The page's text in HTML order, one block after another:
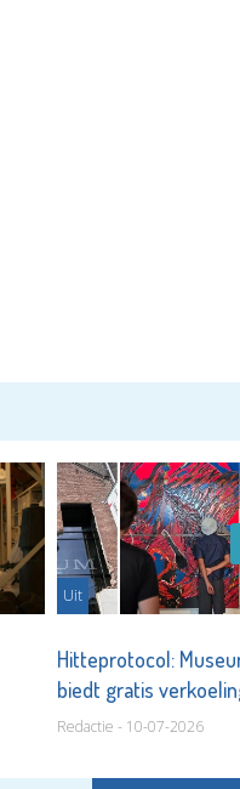
Uit
Hitteprotocol:
biedt gratis
warme dagen
Redactie - 10-07-2026